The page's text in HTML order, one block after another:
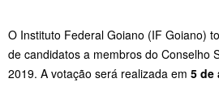
O Instituto Federal Goiano (IF Goiano)
de candidatos a membros do Conselho
2019. A votação será realizada em 5 de